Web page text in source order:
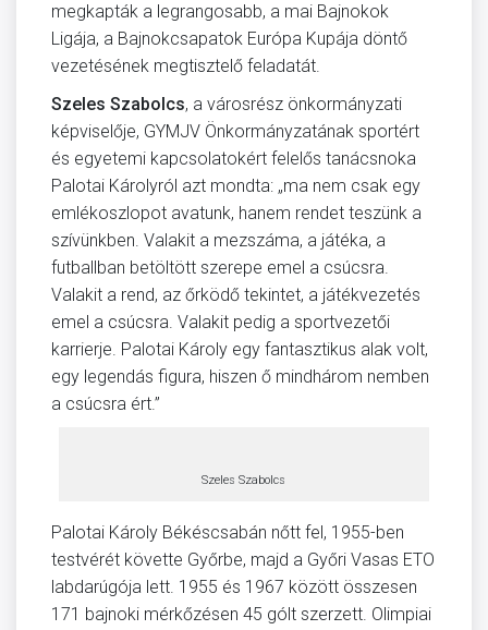
megkapták a legrangosabb, a mai Bajnokok
Ligája, a Bajnokcsapatok Európa Kupája döntő
vezetésének megtisztelő feladatát.
Szeles Szabolcs, a városrész önkormányzati
képviselője, GYMJV Önkormányzatának sportért
és egyetemi kapcsolatokért felelős tanácsnoka
Palotai Károlyról azt mondta: „ma nem csak egy
emlékoszlopot avatunk, hanem rendet teszünk a
szívünkben. Valakit a mezszáma, a játéka, a
futballban betöltött szerepe emel a csúcsra.
Valakit a rend, az őrködő tekintet, a játékvezetés
emel a csúcsra. Valakit pedig a sportvezetői
karrierje. Palotai Károly egy fantasztikus alak volt,
egy legendás figura, hiszen ő mindhárom nemben
a csúcsra ért.”
Szeles Szabolcs
Palotai Károly Békéscsabán nőtt fel, 1955-ben
testvérét követte Győrbe, majd a Győri Vasas ETO
labdarúgója lett. 1955 és 1967 között összesen
171 bajnoki mérkőzésen 45 gólt szerzett. Olimpiai